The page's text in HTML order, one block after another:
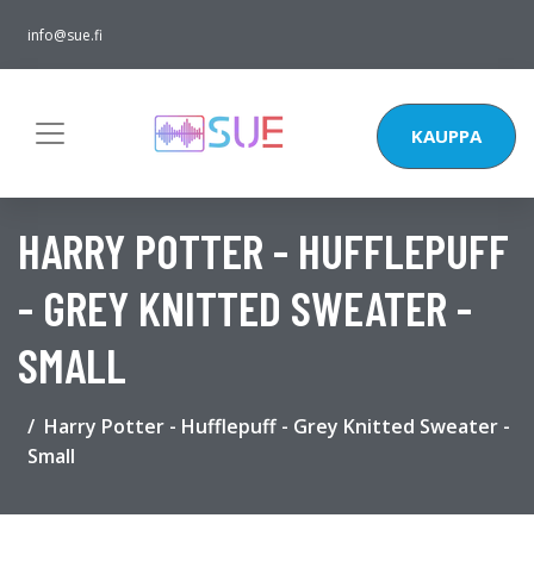
info@sue.fi
KAUPPA
HARRY POTTER - HUFFLEPUFF
- GREY KNITTED SWEATER -
SMALL
Harry Potter - Hufflepuff - Grey Knitted Sweater -
Small